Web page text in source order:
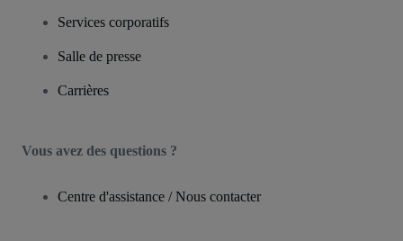
Services corporatifs
Salle de presse
Carrières
Vous avez des questions ?
Centre d'assistance / Nous contacter